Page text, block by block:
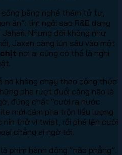
bằng nghề thám tử tư,
ăn”: tìm ngôi sao R&B đang
Nhưng đời không như
Jaxen càng lún sâu vào một
nơi ai cũng có thể là nghi
nó không chạy theo công thức
pha rượt đuổi căng não là
đúng chất “cười ra nước
mới dám pha trộn liều lượng
nín thở vì twist, rồi phá lên cười
chẳng ai ngờ tới.
phim hành động “não phẳng”.